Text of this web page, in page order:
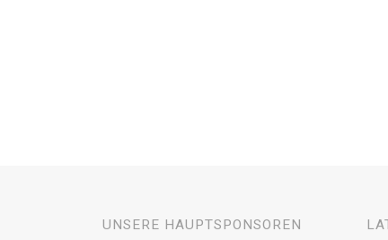
UNSERE HAUPTSPONSOREN